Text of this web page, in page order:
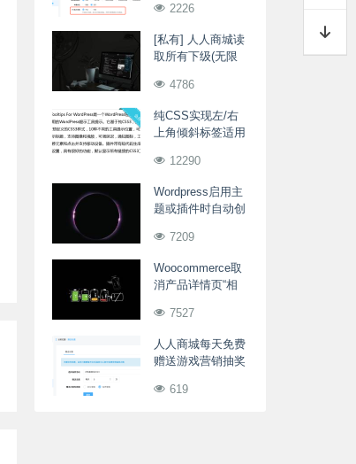
2226
[私有] 人人商城读
取所有下级(无限
4786
纯CSS实现左/右
上角倾斜标签适用
12290
Wordpress启用主
题或插件时自动创
7209
Woocommerce取
消产品详情页“相
7527
人人商城每天免费
赠送游戏营销抽奖
619